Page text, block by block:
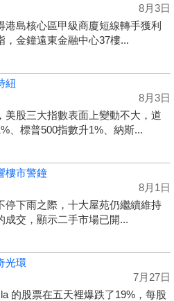
8月3日
港島核心區甲級商廈短線轉手獲利
，金鐘遠東金融中心37樓...
紐
8月3日
美股三大指數表面上變動不大，道
、標普500指數升1%、納斯...
樓市警鐘
8月1日
停下雨之際，十大屋苑仍繼續維持
成交，顯示二手市場已開...
光環
7月27日
的股票在五天裡爆跌了19%，每股